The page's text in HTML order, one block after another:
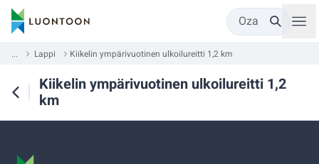
Oza
... Lappi Kiikelin ympärivuotinen ulkoilureitti 1,2 km
Kiikelin ympärivuotinen ulkoilureitti 1,2
km